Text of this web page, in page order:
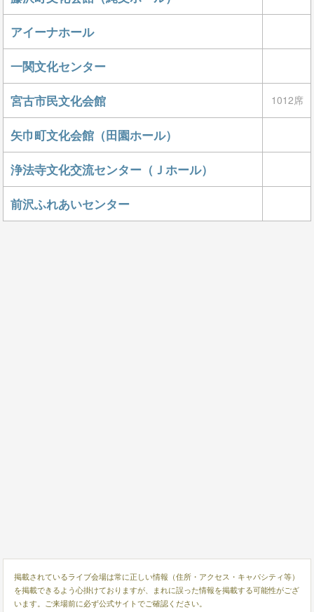
アイーナホール
一関文化センター
宮古市民文化会館 1012席
矢巾町文化会館（田園ホール）
浄法寺文化交流センター（Ｊホール）
前沢ふれあいセンター
掲載されているライブ会場は常に正しい情報（住所・アクセス・キャパシティ等）
を掲載できるよう心掛けておりますが、まれに誤った情報を掲載する可能性がござ
います。ご来場前に必ず公式サイトでご確認ください。